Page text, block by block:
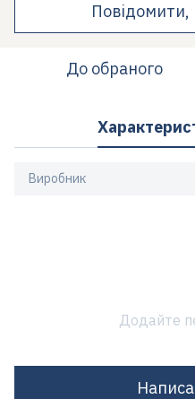
Повідомити,
До обраного
Виробник
Додайте